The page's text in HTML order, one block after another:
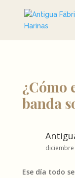
¿Cómo
banda
diciembre
Ese día todo